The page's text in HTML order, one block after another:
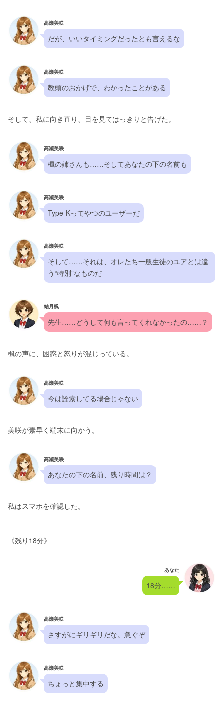
高瀬美咲
だが、いいタイミングだったとも言えるな
高瀬美咲
教頭のおかげで、わかったことがある
そして、私に向き直り、目を見てはっきりと告げた。
高瀬美咲
楓の姉さんも……そしてあなたの下の名前も
高瀬美咲
Type-Kってやつのユーザーだ
高瀬美咲
そして……それは、オレたち一般生徒のユアとは違
う“特別”なものだ
結月楓
先生……どうして何も言ってくれなかったの……？
楓の声に、困惑と怒りが混じっている。
高瀬美咲
今は詮索してる場合じゃない
美咲が素早く端末に向かう。
高瀬美咲
あなたの下の名前、残り時間は？
私はスマホを確認した。
《残り18分》
あなた
18分……
高瀬美咲
さすがにギリギリだな。急ぐぞ
高瀬美咲
ちょっと集中する